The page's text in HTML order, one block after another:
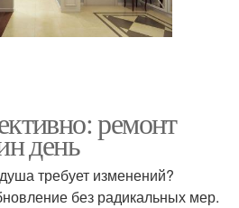
ремонт
день
требует изменений?
без радикальных мер.